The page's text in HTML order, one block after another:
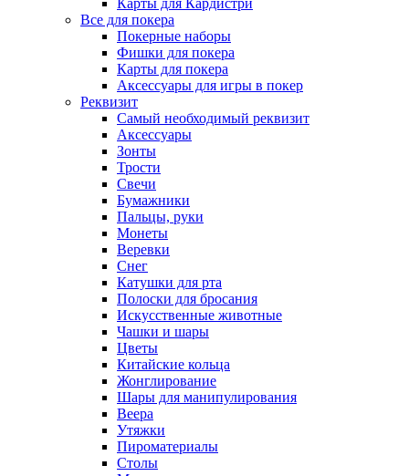
Карты для Кардистри
Все для покера
Покерные наборы
Фишки для покера
Карты для покера
Аксессуары для игры в покер
Реквизит
Самый необходимый реквизит
Аксессуары
Зонты
Трости
Свечи
Бумажники
Пальцы, руки
Монеты
Веревки
Снег
Катушки для рта
Полоски для бросания
Искусственные животные
Чашки и шары
Цветы
Китайские кольца
Жонглирование
Шары для манипулирования
Веера
Утяжки
Пироматериалы
Столы